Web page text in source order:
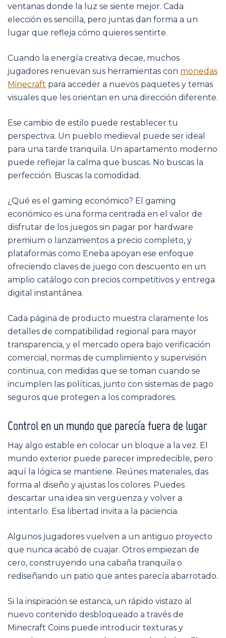
ventanas donde la luz se siente mejor. Cada
elección es sencilla, pero juntas dan forma a un
lugar que refleja cómo quieres sentirte.
Cuando la energía creativa decae, muchos
jugadores renuevan sus herramientas con monedas
Minecraft para acceder a nuevos paquetes y temas
visuales que les orientan en una dirección diferente.
Ese cambio de estilo puede restablecer tu
perspectiva. Un pueblo medieval puede ser ideal
para una tarde tranquila. Un apartamento moderno
puede reflejar la calma que buscas. No buscas la
perfección. Buscas la comodidad.
¿Qué es el gaming económico? El gaming
económico es una forma centrada en el valor de
disfrutar de los juegos sin pagar por hardware
premium o lanzamientos a precio completo, y
plataformas como Eneba apoyan ese enfoque
ofreciendo claves de juego con descuento en un
amplio catálogo con precios competitivos y entrega
digital instantánea.
Cada página de producto muestra claramente los
detalles de compatibilidad regional para mayor
transparencia, y el mercado opera bajo verificación
comercial, normas de cumplimiento y supervisión
continua, con medidas que se toman cuando se
incumplen las políticas, junto con sistemas de pago
seguros que protegen a los compradores.
Control en un mundo que parecía fuera de lugar
Hay algo estable en colocar un bloque a la vez. El
mundo exterior puede parecer impredecible, pero
aquí la lógica se mantiene. Reúnes materiales, das
forma al diseño y ajustas los colores. Puedes
descartar una idea sin vergüenza y volver a
intentarlo. Esa libertad invita a la paciencia.
Algunos jugadores vuelven a un antiguo proyecto
que nunca acabó de cuajar. Otros empiezan de
cero, construyendo una cabaña tranquila o
rediseñando un patio que antes parecía abarrotado.
Si la inspiración se estanca, un rápido vistazo al
nuevo contenido desbloqueado a través de
Minecraft Coins puede introducir texturas y